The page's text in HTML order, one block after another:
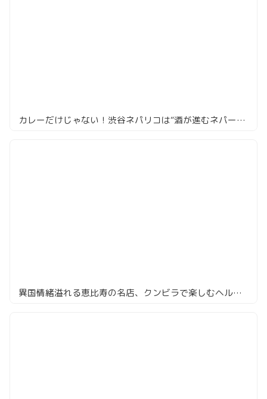
カレーだけじゃない！渋谷ネパリコは“酒が進むネパール料理”でした
異国情緒溢れる恵比寿の名店、クンビラで楽しむヘルシー×スパイシーなヒマラヤ鍋